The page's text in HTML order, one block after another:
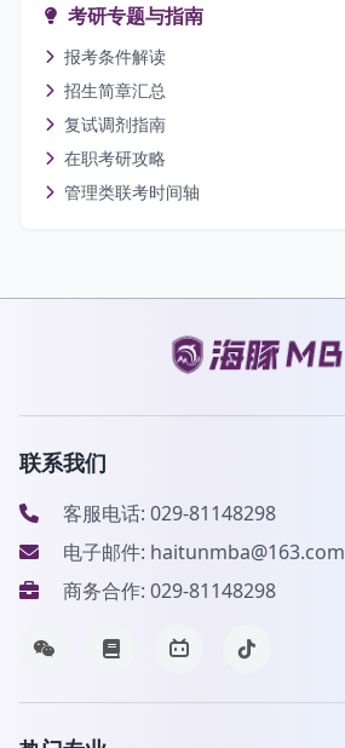
考研专题与指南
报考条件解读
招生简章汇总
复试调剂指南
在职考研攻略
管理类联考时间轴
联系我们
客服电话: 029-81148298
电子邮件: haitunmba@163.com
商务合作: 029-81148298